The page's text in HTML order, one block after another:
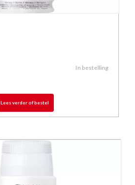
In bestelling
Lees verder of bestel